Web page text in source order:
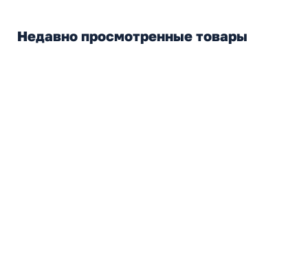
Недавно просмотренные товары